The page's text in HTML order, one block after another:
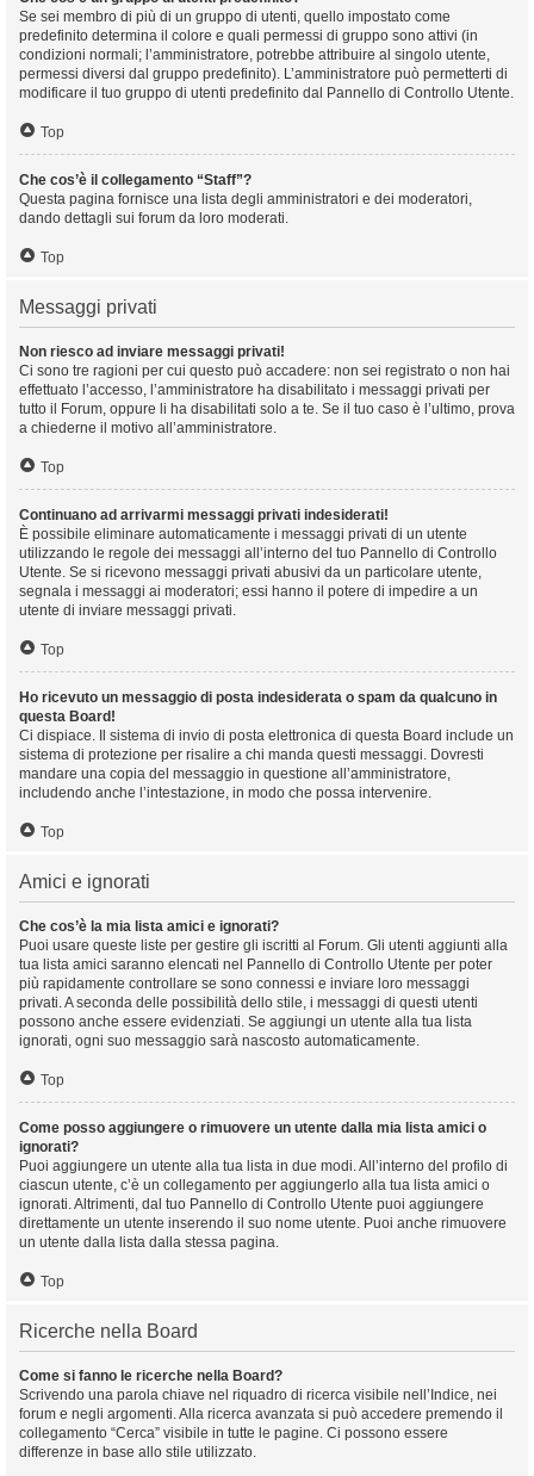
Se sei membro di più di un gruppo di utenti, quello impostato come
predefinito determina il colore e quali permessi di gruppo sono attivi (in
condizioni normali; l’amministratore, potrebbe attribuire al singolo utente,
permessi diversi dal gruppo predefinito). L’amministratore può permetterti di
modificare il tuo gruppo di utenti predefinito dal Pannello di Controllo Utente.
Top
Che cos’è il collegamento “Staff”?
Questa pagina fornisce una lista degli amministratori e dei moderatori,
dando dettagli sui forum da loro moderati.
Top
Messaggi privati
Non riesco ad inviare messaggi privati!
Ci sono tre ragioni per cui questo può accadere: non sei registrato o non hai
effettuato l’accesso, l’amministratore ha disabilitato i messaggi privati per
tutto il Forum, oppure li ha disabilitati solo a te. Se il tuo caso è l’ultimo, prova
a chiederne il motivo all’amministratore.
Top
Continuano ad arrivarmi messaggi privati indesiderati!
È possibile eliminare automaticamente i messaggi privati ​​di un utente
utilizzando le regole dei messaggi all’interno del tuo Pannello di Controllo
Utente. Se si ricevono messaggi privati ​​abusivi da un particolare utente,
segnala i messaggi ai moderatori; essi hanno il potere di impedire a un
utente di inviare messaggi privati​​.
Top
Ho ricevuto un messaggio di posta indesiderata o spam da qualcuno in
questa Board!
Ci dispiace. Il sistema di invio di posta elettronica di questa Board include un
sistema di protezione per risalire a chi manda questi messaggi. Dovresti
mandare una copia del messaggio in questione all’amministratore,
includendo anche l’intestazione, in modo che possa intervenire.
Top
Amici e ignorati
Che cos’è la mia lista amici e ignorati?
Puoi usare queste liste per gestire gli iscritti al Forum. Gli utenti aggiunti alla
tua lista amici saranno elencati nel Pannello di Controllo Utente per poter
più rapidamente controllare se sono connessi e inviare loro messaggi
privati. A seconda delle possibilità dello stile, i messaggi di questi utenti
possono anche essere evidenziati. Se aggiungi un utente alla tua lista
ignorati, ogni suo messaggio sarà nascosto automaticamente.
Top
Come posso aggiungere o rimuovere un utente dalla mia lista amici o
ignorati?
Puoi aggiungere un utente alla tua lista in due modi. All’interno del profilo di
ciascun utente, c’è un collegamento per aggiungerlo alla tua lista amici o
ignorati. Altrimenti, dal tuo Pannello di Controllo Utente puoi aggiungere
direttamente un utente inserendo il suo nome utente. Puoi anche rimuovere
un utente dalla lista dalla stessa pagina.
Top
Ricerche nella Board
Come si fanno le ricerche nella Board?
Scrivendo una parola chiave nel riquadro di ricerca visibile nell’Indice, nei
forum e negli argomenti. Alla ricerca avanzata si può accedere premendo il
collegamento “Cerca” visibile in tutte le pagine. Ci possono essere
differenze in base allo stile utilizzato.